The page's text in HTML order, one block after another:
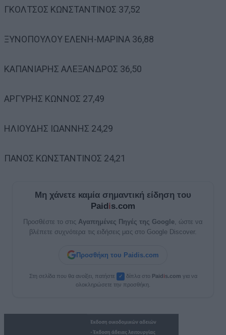
ΓΚΟΛΤΣΟΣ ΚΩΝΣΤΑΝΤΙΝΟΣ 37,52
ΞΥΝΟΠΟΥΛΟΥ ΕΛΕΝΗ-ΜΑΡΙΝΑ 36,88
ΚΑΠΑΝΙΑΡΗΣ ΑΛΕΞΑΝΔΡΟΣ 36,50
ΑΡΓΥΡΗΣ ΚΩΝΝΟΣ 27,49
ΗΛΙΟΥΔΗΣ ΙΩΑΝΝΗΣ 24,29
ΠΑΝΟΣ ΚΩΝΣΤΑΝΤΙΝΟΣ 24,21
Μη χάνετε καμία σημαντική είδηση του
Paidis.com
Προσθέστε το στις Αγαπημένες Πηγές της Google , ώστε να
βλέπετε συχνότερα τις ειδήσεις μας στο Google Discover.
Προσθήκη του Paidis.com
Στη σελίδα που θα ανοίξει, πατήστε ✓ δίπλα στο Paidis.com για να
ολοκληρώσετε την προσθήκη.